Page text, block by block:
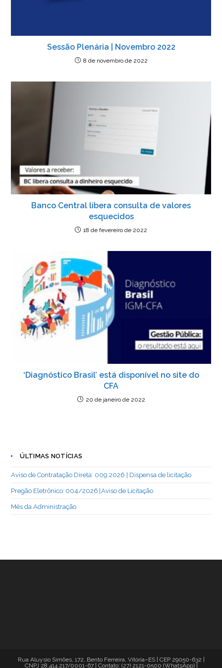
Sessão Plenária | Novembro 2022
8 de novembro de 2022
Banco Central libera consulta de valores
esquecidos
18 de fevereiro de 2022
‘Diagnóstico Brasil’ está disponível no site do
CFA
20 de janeiro de 2022
ÚLTIMAS NOTÍCIAS
Aviso de Contratação Direta: 009.2026 | Dispensa de licitação
Pregão Eletrônico: 004/2026 | Aviso de Licitação
Mês da Administração
Rua Aluysio Simões, 172, Bento Ferreira, Vitória–ES | CEP 29050-632 |
CNPJ 28.414.217/0001-67 | Contato: (27) 2121-0500 (WhatsApp) |